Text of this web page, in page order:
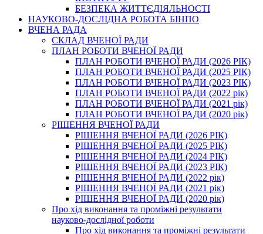
БЕЗПЕКА ЖИТТЄДІЯЛЬНОСТІ
НАУКОВО-ДОСЛІДНА РОБОТА БІНПО
ВЧЕНА РАДА
СКЛАД ВЧЕНОЇ РАДИ
ПЛАН РОБОТИ ВЧЕНОЇ РАДИ
ПЛАН РОБОТИ ВЧЕНОЇ РАДИ (2026 РІК)
ПЛАН РОБОТИ ВЧЕНОЇ РАДИ (2025 РІК)
ПЛАН РОБОТИ ВЧЕНОЇ РАДИ (2023 РІК)
ПЛАН РОБОТИ ВЧЕНОЇ РАДИ (2022 рік)
ПЛАН РОБОТИ ВЧЕНОЇ РАДИ (2021 рік)
ПЛАН РОБОТИ ВЧЕНОЇ РАДИ (2020 рік)
РІШЕННЯ ВЧЕНОЇ РАДИ
РІШЕННЯ ВЧЕНОЇ РАДИ (2026 РІК)
РІШЕННЯ ВЧЕНОЇ РАДИ (2025 РІК)
РІШЕННЯ ВЧЕНОЇ РАДИ (2024 РІК)
РІШЕННЯ ВЧЕНОЇ РАДИ (2023 РІК)
РІШЕННЯ ВЧЕНОЇ РАДИ (2022 рік)
РІШЕННЯ ВЧЕНОЇ РАДИ (2021 рік)
РІШЕННЯ ВЧЕНОЇ РАДИ (2020 рік)
Про хід виконання та проміжні результати
науково-дослідної роботи
Про хід виконання та проміжні результати